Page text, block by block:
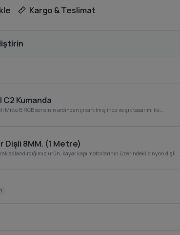
Kargo & Teslimat
Kumanda
Mitto B RCB serisinin ardından çıkartılmış ince ve şık tasarımı ile...
Dişli 8MM. (1 Metre)
adlandırdığımız ürün, kayar kapı motorlarının üzerindeki pinyon dişli...